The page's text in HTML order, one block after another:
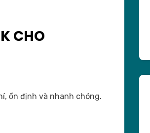
CHO
ổn định và nhanh chóng.